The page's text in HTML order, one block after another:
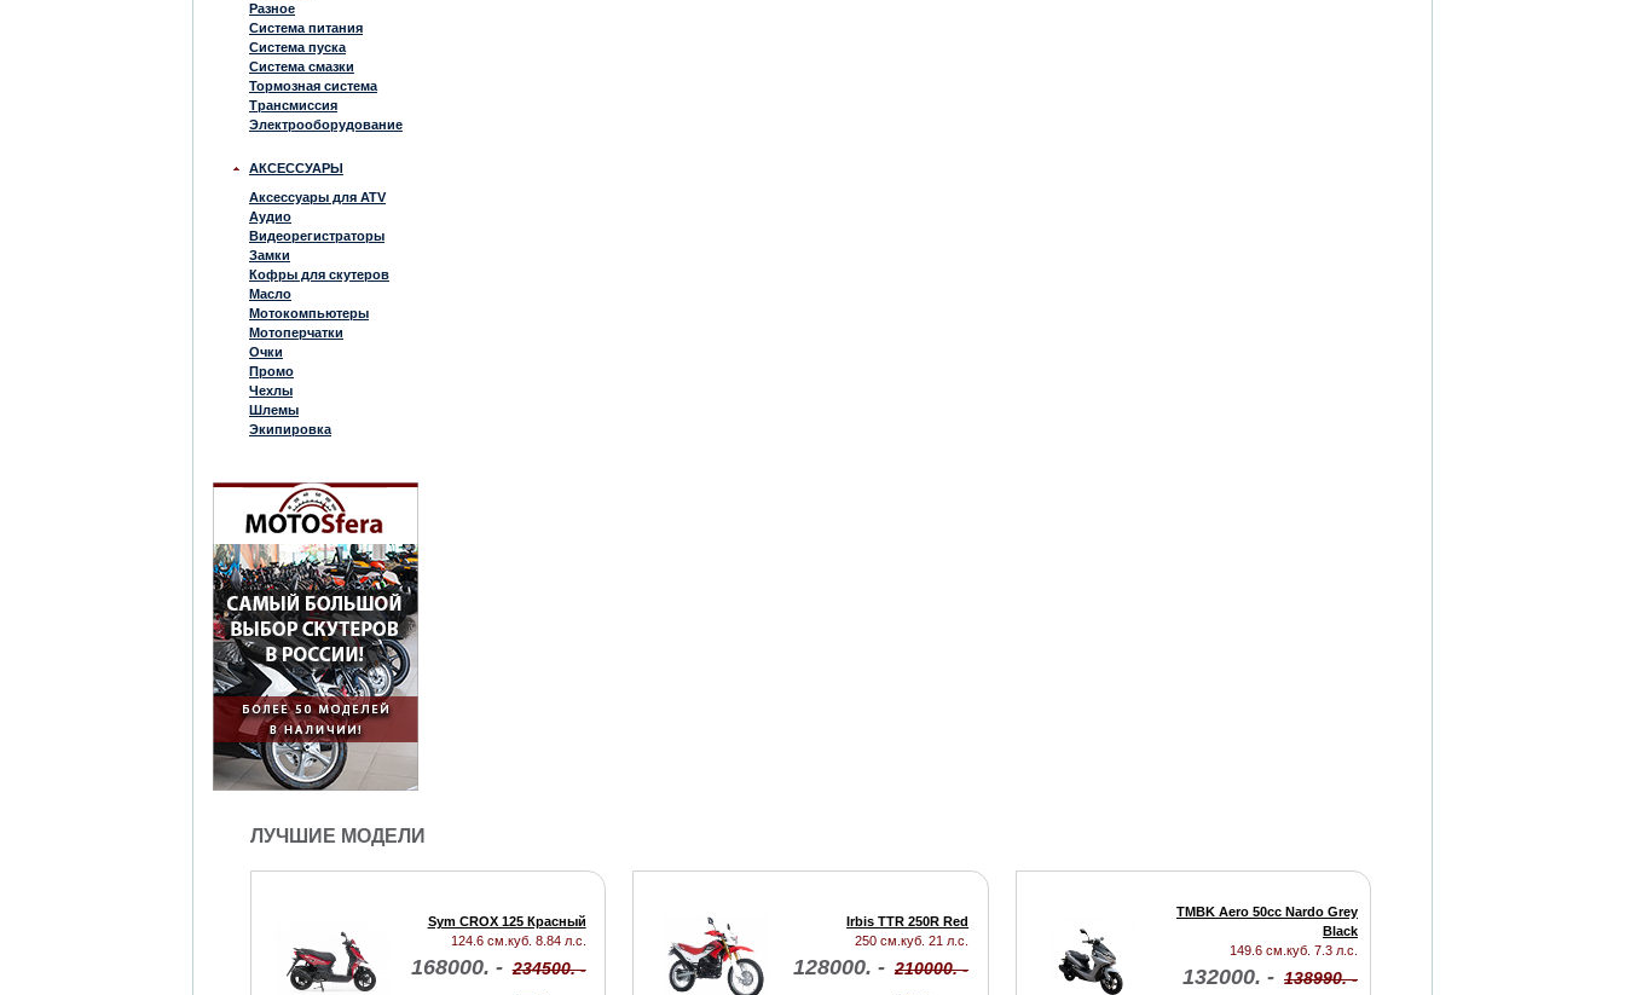
Разное
Система питания
Система пуска
Система смазки
Тормозная система
Трансмиссия
Электрооборудование
АКСЕССУАРЫ
Аксессуары для ATV
Аудио
Видеорегистраторы
Замки
Кофры для скутеров
Масло
Мотокомпьютеры
Мотоперчатки
Очки
Промо
Чехлы
Шлемы
Экипировка
ЛУЧШИЕ МОДЕЛИ
Sym CROX 125 Красный
124.6 см.куб. 8.84 л.с.
168000. - 234500. -
Irbis TTR 250R Red
250 см.куб. 21 л.с.
128000. - 210000. -
TMBK Aero 50cc Nardo Grey
Black
149.6 см.куб. 7.3 л.с.
132000. - 138990. -